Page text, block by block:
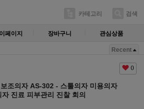
카테고리 검색
페이지 장바구니 관심상품
Recent
0
조의자 AS-302 - 스툴의자 미용의자
자 진료 피부관리 진찰 회의